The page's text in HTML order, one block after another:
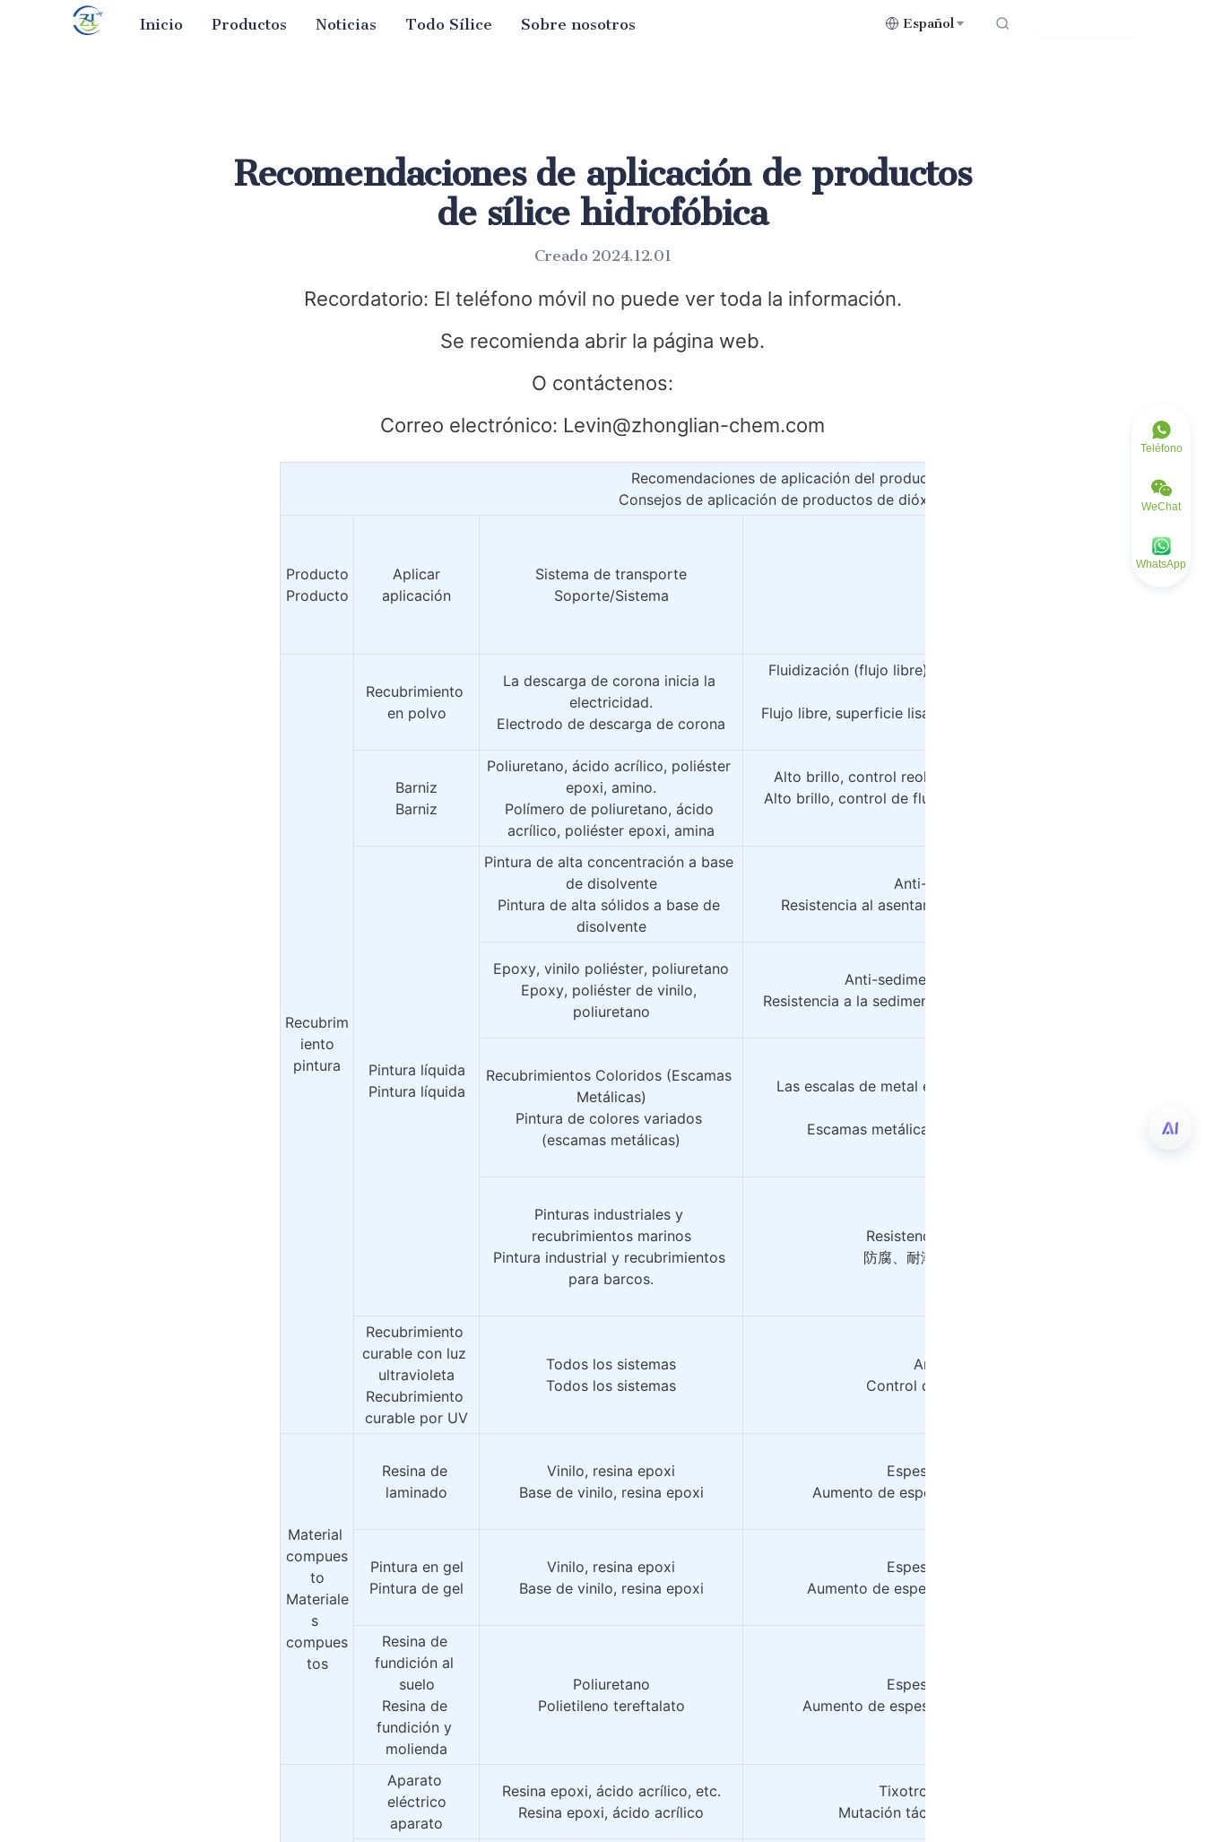
Inicio Productos Noticias Todo Sílice Sobre nosotros Español
Recomendaciones de aplicación de productos
de sílice hidrofóbica
Creado 2024.12.01
Recordatorio: El teléfono móvil no puede ver toda la información.
Se recomienda abrir la página web.
O contáctenos:
Correo electrónico: Levin@zhonglian-chem.com
Recomendaciones de aplicación del producto de sílice hidrofóbica.
Consejos de aplicación de productos de dióxido de silicio hidrofóbico.
Producto
Producto
Aplicar
aplicación
Sistema de transporte
Soporte/Sistema
Recubrim
iento
pintura
Recubrimiento
en polvo
La descarga de corona inicia la
electricidad.
Electrodo de descarga de corona
Fluidización (flujo libre), superficie lisa, estabilidad del polvo
Flujo libre, superficie lisa, estabilidad en polvo y eficiencia de
Barniz
Barniz
Poliuretano, ácido acrílico, poliéster
epoxi, amino.
Polímero de poliuretano, ácido
acrílico, poliéster epoxi, amina
Alto brillo, control reológico, anti-goteo, nivelación, resistencia
Alto brillo, control de flujo, resistencia al flujo, nivelación de
Pintura líquida
Pintura líquida
Pintura de alta concentración a base
de disolvente
Pintura de alta sólidos a base de
disolvente
Anti-asentamiento, anti-colgado, nivelación
Resistencia al asentamiento, resistencia al flujo colgante,
Epoxy, vinilo poliéster, poliuretano
Epoxy, poliéster de vinilo,
poliuretano
Anti-sedimentación, anti-flujo colgante, control
Resistencia a la sedimentación, resistencia al flujo colgante,
Recubrimientos Coloridos (Escamas
Metálicas)
Pintura de colores variados
(escamas metálicas)
Las escalas de metal están dispuestas de manera direccional
Escamas metálicas dispuestas en dirección, resistente a
Pinturas industriales y
recubrimientos marinos
Pintura industrial y recubrimientos
para barcos.
Resistencia a la corrosión, resistencia a la
防腐、耐潮 -> Anticorrosión, resistente a la
Recubrimiento
curable con luz
ultravioleta
Recubrimiento
curable por UV
Todos los sistemas
Todos los sistemas
Anti-flujo colgante, control reológico.
Control de flujo resistente, control de flujo
Material
compues
to
Materiale
s
compues
tos
Resina de
laminado
Vinilo, resina epoxi
Base de vinilo, resina epoxi
Espesante, control reológico, anti-deposición
Aumento de espesor, control de flujo y resistencia al
Pintura en gel
Pintura de gel
Vinilo, resina epoxi
Base de vinilo, resina epoxi
Espesante, control reológico, anti-deposición
Aumento de espesor, control de flujo, resistencia a la
Resina de
fundición al
suelo
Resina de
fundición y
molienda
Poliuretano
Polietileno tereftalato
Espesante, control reológico, anti-deposición
Aumento de espesor, control de flujo y resistencia a la
Aparato
eléctrico
aparato
Resina epoxi, ácido acrílico, etc.
Resina epoxi, ácido acrílico
Tixotropía, anti-corriente colgante, pegajosidad
Mutación táctil, resistencia al flujo, retención de
Teléfono
WeChat
WhatsApp